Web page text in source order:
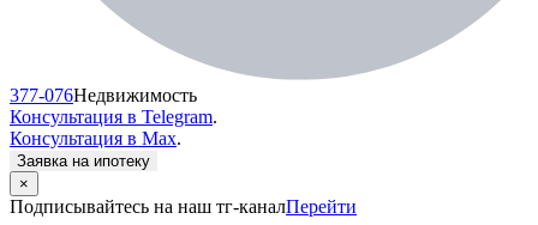
377-076Недвижимость
Консультация в Telegram.
Консультация в Max.
Заявка на ипотеку
×
Подписывайтесь на наш тг-каналПерейти